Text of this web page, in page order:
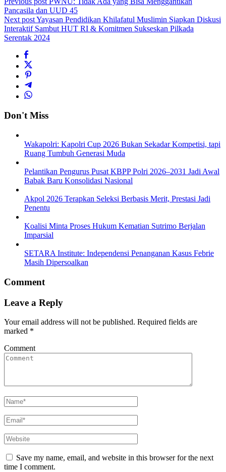
Pancasila dan UUD 45
Next postYayasan Pendidikan Khilafatul Muslimin Siapkan Diskusi
Interaktif Sambut HUT RI & Komitmen Sukseskan Pilkada
Serentak 2024
Don't Miss
Wakapolri: Kapolri Cup 2026 Bukan Sekadar Kompetisi, tapi
Ruang Tumbuh Generasi Muda
Pelantikan Pengurus Pusat KBPP Polri 2026–2031 Jadi Awal
Babak Baru Konsolidasi Nasional
Akpol 2026 Terapkan Seleksi Berbasis Merit, Prestasi Jadi
Penentu
Koalisi Minta Proses Hukum Kematian Sutrimo Berjalan
Imparsial
SETARA Institute: Independensi Penanganan Kasus Febrie
Masih Dipersoalkan
Comment
Leave a Reply
Your email address will not be published. Required fields are
marked *
Comment
Save my name, email, and website in this browser for the next
time I comment.